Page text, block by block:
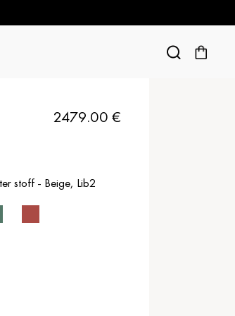
2479.00 €
stoff - Beige, Lib2